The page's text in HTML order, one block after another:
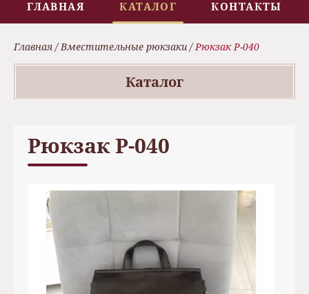
ГЛАВНАЯ КАТАЛОГ КОНТАКТЫ
Главная/Вместительные рюкзаки /Рюкзак Р-040
Каталог
Рюкзак Р-040